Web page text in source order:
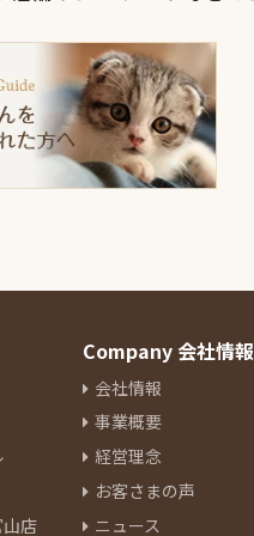
店
Company 会社情報
会社情報
事業概要
経営理念
お客さまの声
ニュース